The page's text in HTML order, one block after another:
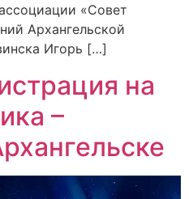
«Совет
Архангельской
Игорь […]
на
–